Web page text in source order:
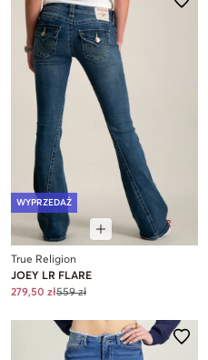
WYPRZEDAŻ
True Religion
JOEY LR FLARE
279,50 zł559 zł